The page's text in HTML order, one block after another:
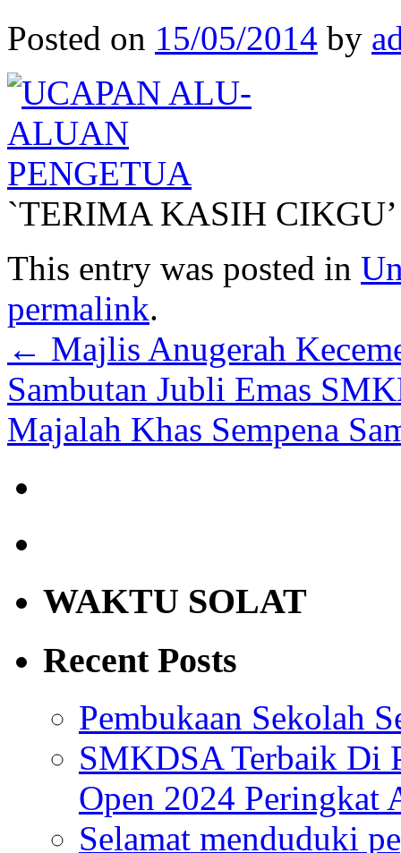
Posted on 15/05/2014 by
`TERIMA KASIH CIKGU’
This entry was posted in
permalink.
← Majlis Anugerah
Sambutan Jubli Emas
Majalah Khas Sempena
WAKTU SOLAT
Recent Posts
Pembukaan Sekolah
SMKDSA Terbaik Di
Open 2024 Peringkat
Selamat menduduki